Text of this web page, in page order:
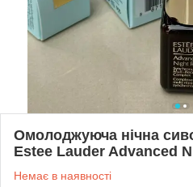
Омолоджуюча нічна
Estee Lauder Advanced
Немає в наявності